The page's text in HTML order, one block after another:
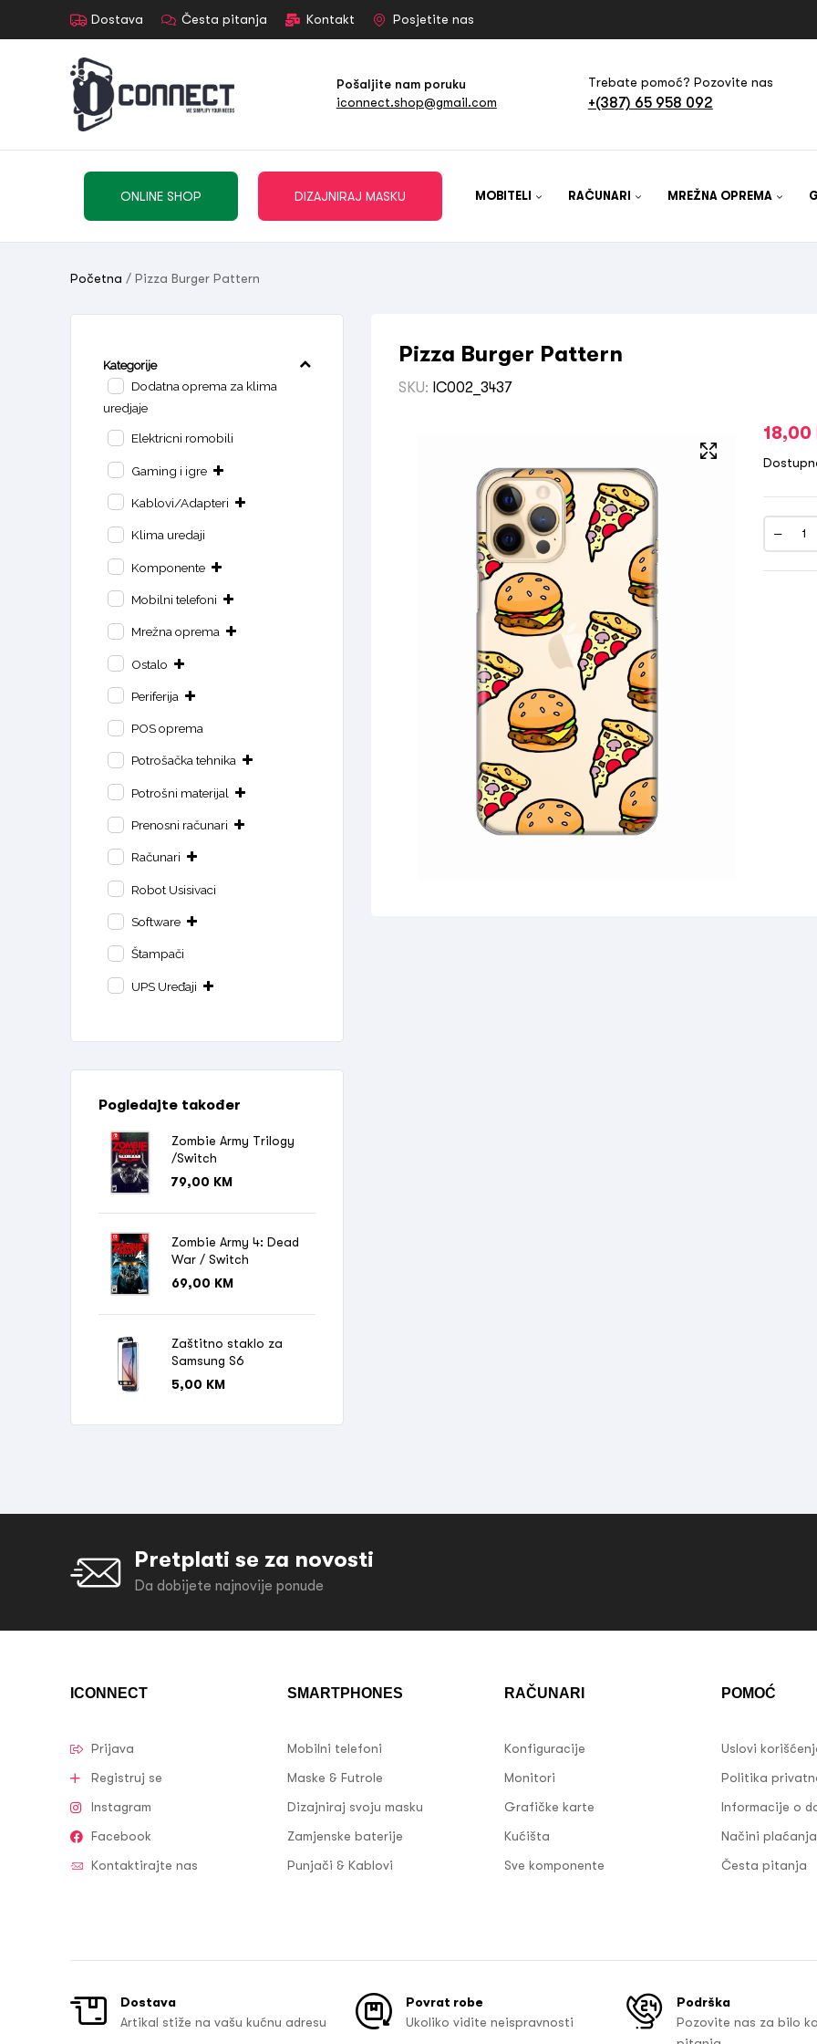
Dostava Česta pitanja Kontakt Posjetite nas
Pošaljite nam poruku
iconnect.shop@gmail.com
Trebate pomoć? Pozovite nas
+(387) 65 958 092
ONLINE SHOP DIZAJNIRAJ MASKU MOBITELI RAČUNARI MREŽNA OPREMA
Početna / Pizza Burger Pattern
Pizza Burger Pattern
SKU: IC002_3437
18,00
Kategorije
Dodatna oprema za klima
uredjaje
Elektricni romobili
Gaming i igre
Kablovi/Adapteri
Klima uredaji
Komponente
Mobilni telefoni
Mrežna oprema
Ostalo
Periferija
POS oprema
Potrošačka tehnika
Potrošni materijal
Prenosni računari
Računari
Robot Usisivaci
Software
Štampači
UPS Uređaji
Pogledajte također
Zombie Army Trilogy
/Switch
79,00 KM
Zombie Army 4: Dead
War / Switch
69,00 KM
Zaštitno staklo za
Samsung S6
5,00 KM
Pretplati se za novosti
Da dobijete najnovije ponude
ICONNECT
Prijava
Registruj se
Instagram
Facebook
Kontaktirajte nas
SMARTPHONES
Mobilni telefoni
Maske & Futrole
Dizajniraj svoju masku
Zamjenske baterije
Punjači & Kablovi
RAČUNARI
Konfiguracije
Monitori
Grafičke karte
Kućišta
Sve komponente
POMOĆ
Uslovi
Politika
Informacije o
Načini plaćanja
Česta pitanja
Dostava
Artikal stiže na vašu kućnu adresu
Povrat robe
Ukoliko vidite neispravnosti
Podrška
Pozovite nas za bilo